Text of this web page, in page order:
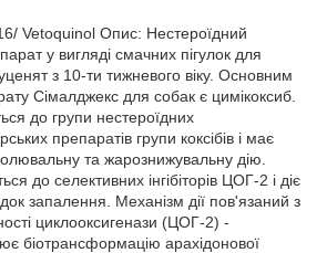
Vetoquinol Опис: Нестероїдний
у вигляді смачних пігулок для
з 10-ти тижневого віку. Основним
Сімалджекс для собак є цимікоксиб.
до групи нестероїдних
препаратів групи коксібів і має
та жарознижувальну дію.
до селективних інгібіторів ЦОГ-2 і діє
запалення. Механізм дії пов'язаний з
циклооксигенази (ЦОГ-2) -
біотрансформацію арахідонової